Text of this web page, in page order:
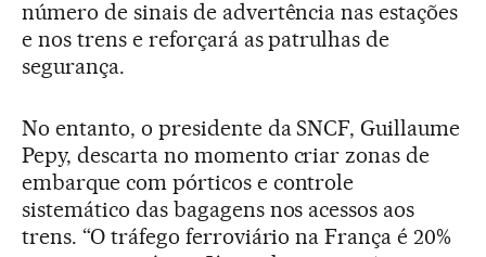
número de sinais de advertência nas estações
e nos trens e reforçará as patrulhas de
segurança.
No entanto, o presidente da SNCF, Guillaume
Pepy, descarta no momento criar zonas de
embarque com pórticos e controle
sistemático das bagagens nos acessos aos
trens. “O tráfego ferroviário na França é 20%